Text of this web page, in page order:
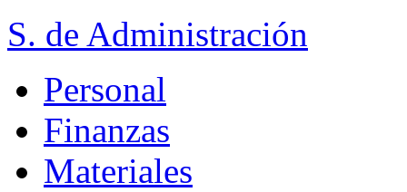
S. de Administración
Personal
Finanzas
Materiales